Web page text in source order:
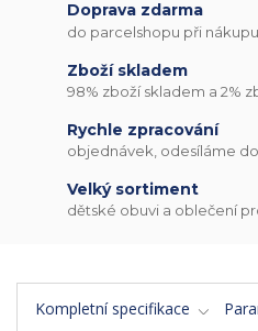
Doprava zdarma
do parcelshopu při
Zboží skladem
98% zboží skladem a 2%
Rychle zpracování
objednávek, odesíláme
Velký sortiment
dětské obuvi a oblečení
Kompletní specifikace